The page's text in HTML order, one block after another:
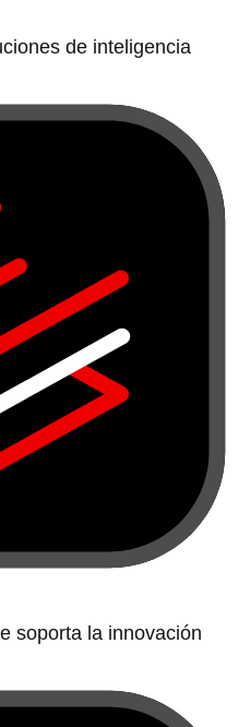
de inteligencia
soporta la innovación